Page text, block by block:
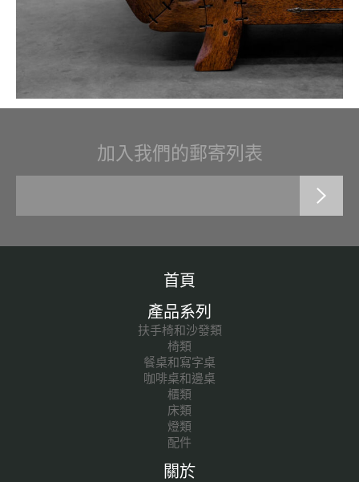
加入我們的郵寄列表
首頁
產品系列
扶手椅和沙發類
椅類
餐桌和寫字桌
咖啡桌和邊桌
櫃類
床類
燈類
配件
關於